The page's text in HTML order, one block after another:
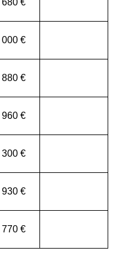
000 €
880 €
960 €
300 €
930 €
770 €